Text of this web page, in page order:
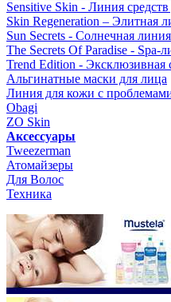
Sensitive Skin - Линия
Skin Regeneration – Элитная
Sun Secrets - Солнечная линия
The Secrets Of Paradise - Spa-
Trend Edition -
Альгинатные маски для лица
Линия для кожи с
Obagi
ZO Skin
Aксессуары
Tweezerman
Атомайзеры
Для Волос
Техника